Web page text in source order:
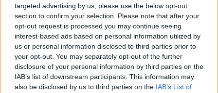
targeted advertising by us, please use the below opt-out
section to confirm your selection. Please note that after your
opt-out request is processed you may continue seeing
interest-based ads based on personal information utilized by
us or personal information disclosed to third parties prior to
your opt-out. You may separately opt-out of the further
disclosure of your personal information by third parties on the
IAB’s list of downstream participants. This information may
also be disclosed by us to third parties on the IAB’s List of
Δευτέρα 30/12/24: 09:00-21:00
Τρίτη (Παραμονή Πρωτοχρονιάς) 31/12/24: